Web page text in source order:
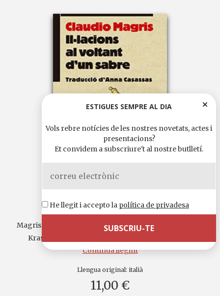
Il·lacions al voltant d’un sabre
Magris barreja mite i realitat per recuperar la figura de
Krasnov i la història dels cosacs a la recerca del...
Continua llegint
Llengua original: italià
11,00 €
ESTIGUES SEMPRE AL DIA
Vols rebre notícies de les nostres novetats, actes i
presentacions?
Et convidem a subscriure't al nostre butlletí.
He llegit i accepto la política de privadesa